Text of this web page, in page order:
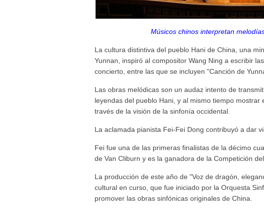
Músicos chinos interpretan
La cultura distintiva del pueblo Hani de China, una
Yunnan, inspiró al compositor Wang Ning a escribir
concierto, entre las que se incluyen "Canción de
Las obras melódicas son un audaz intento de
leyendas del pueblo Hani, y al mismo tiempo mostrar
través de la visión de la sinfonía occidental.
La aclamada pianista Fei-Fei Dong contribuyó a dar
Fei fue una de las primeras finalistas de la décimo
de Van Cliburn y es la ganadora de la Competición
La producción de este año de "Voz de dragón,
cultural en curso, que fue iniciado por la Orquesta
promover las obras sinfónicas originales de China.